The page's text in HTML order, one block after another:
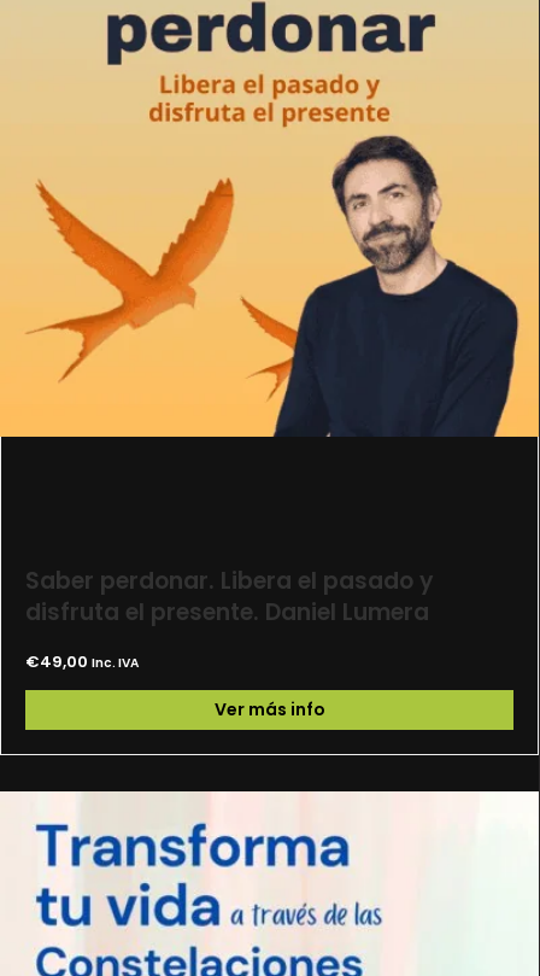
Saber perdonar. Libera el pasado y
disfruta el presente. Daniel Lumera
€49,00 Inc. IVA
Ver más info